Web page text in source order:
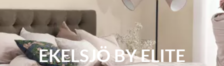
EKELSJÖ BY ELITE